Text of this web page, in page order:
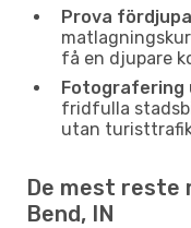
Prova
få en djupare
Fotografering
fridfulla
utan
De mest
Bend, IN